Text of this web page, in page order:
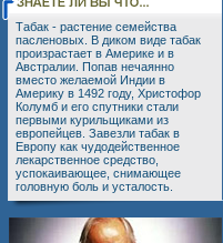
Табак - растение семейства
пасленовых. В диком виде табак
произрастает в Америке и в
Австралии. Попав нечаянно
вместо желаемой Индии в
Америку в 1492 году, Христофор
Колумб и его спутники стали
первыми курильщиками из
европейцев. Завезли табак в
Европу как чудодейственное
лекарственное средство,
успокаивающее, снимающее
головную боль и усталость.